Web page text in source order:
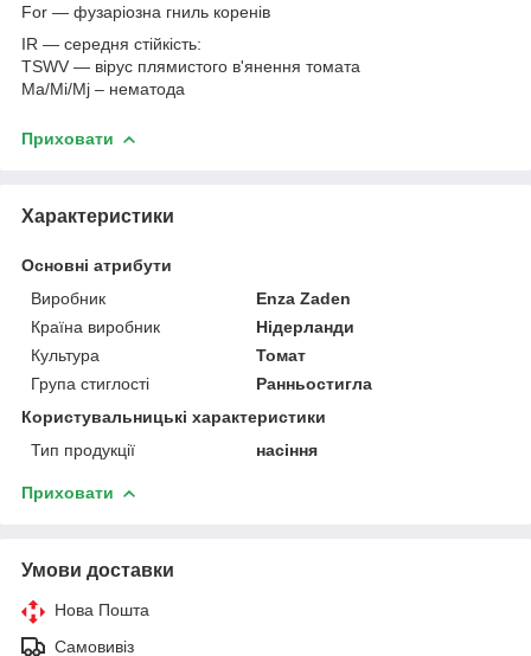
For — фузаріозна гниль коренів
IR — середня стійкість:
TSWV — вірус плямистого в'янення томата
Ma/Mi/Mj – нематода
Приховати
Характеристики
Основні атрибути
Виробник
Enza Zaden
Країна виробник
Нідерланди
Культура
Томат
Група стиглості
Ранньостигла
Користувальницькі характеристики
Тип продукції
насіння
Приховати
Умови доставки
Нова Пошта
Самовивіз